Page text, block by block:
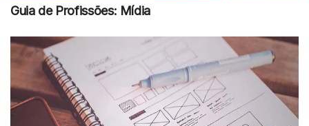
Guia de Profissões: Mídia